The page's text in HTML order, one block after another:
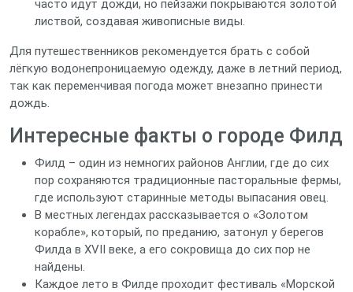
часто идут дожди, но пейзажи покрываются золотой
листвой, создавая живописные виды.
Для путешественников рекомендуется брать с собой
лёгкую водонепроницаемую одежду, даже в летний период,
так как переменчивая погода может внезапно принести
дождь.
Интересные факты о городе Филд
Филд – один из немногих районов Англии, где до сих
пор сохраняются традиционные пасторальные фермы,
где используют старинные методы выпасания овец.
В местных легендах рассказывается о «Золотом
корабле», который, по преданию, затонул у берегов
Филда в XVII веке, а его сокровища до сих пор не
найдены.
Каждое лето в Филде проходит фестиваль «Морской